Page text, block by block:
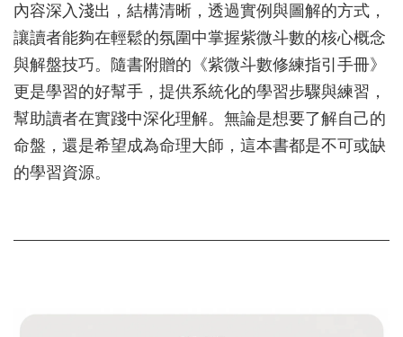
內容深入淺出，結構清晰，透過實例與圖解的方式，
讓讀者能夠在輕鬆的氛圍中掌握紫微斗數的核心概念
與解盤技巧。隨書附贈的《紫微斗數修練指引手冊》
更是學習的好幫手，提供系統化的學習步驟與練習，
幫助讀者在實踐中深化理解。無論是想要了解自己的
命盤，還是希望成為命理大師，這本書都是不可或缺
的學習資源。